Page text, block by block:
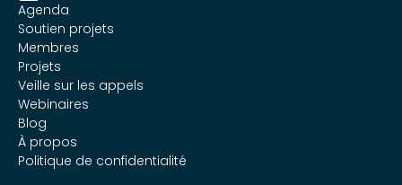
Agenda
Soutien projets
Membres
Projets
Veille sur les appels
Webinaires
Blog
À propos
Politique de confidentialité